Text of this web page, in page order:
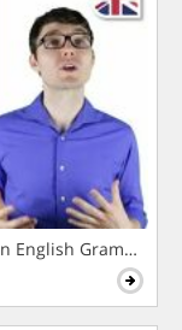
English Grammar